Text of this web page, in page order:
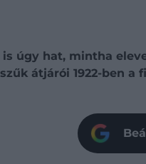
úgy hat, mintha
átjárói 1922-ben